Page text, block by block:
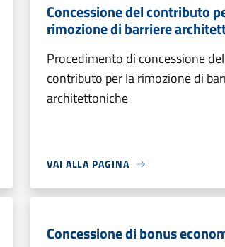
Concessione del contributo
rimozione di barriere
Procedimento di concessione del
contributo per la rimozione di
architettoniche
VAI ALLA PAGINA
Concessione di bonus